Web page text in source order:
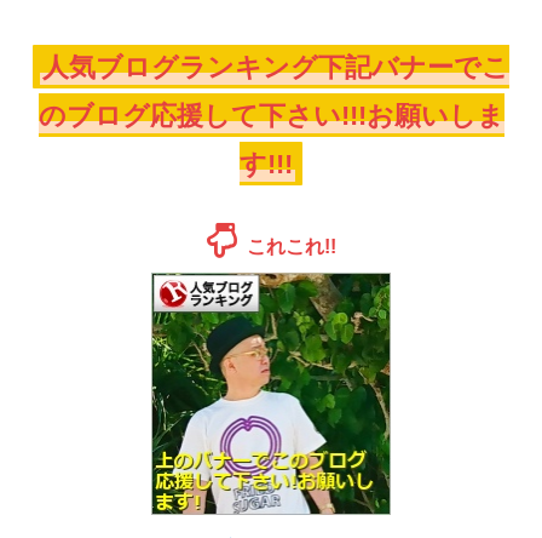
人気ブログランキング下記バナーでこ
のブログ応援して下さい!!!お願いしま
す!!!
これこれ!!